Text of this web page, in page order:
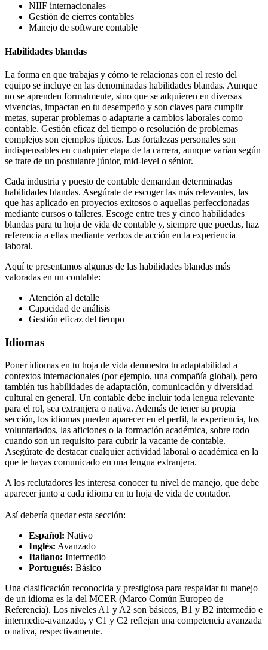
NIIF internacionales
Gestión de cierres contables
Manejo de software contable
Habilidades blandas
La forma en que trabajas y cómo te relacionas con el resto del
equipo se incluye en las denominadas habilidades blandas. Aunque
no se aprenden formalmente, sino que se adquieren en diversas
vivencias, impactan en tu desempeño y son claves para cumplir
metas, superar problemas o adaptarte a cambios laborales como
contable. Gestión eficaz del tiempo o resolución de problemas
complejos son ejemplos típicos. Las fortalezas personales son
indispensables en cualquier etapa de la carrera, aunque varían según
se trate de un postulante júnior, mid-level o sénior.
Cada industria y puesto de contable demandan determinadas
habilidades blandas. Asegúrate de escoger las más relevantes, las
que has aplicado en proyectos exitosos o aquellas perfeccionadas
mediante cursos o talleres. Escoge entre tres y cinco habilidades
blandas para tu hoja de vida de contable y, siempre que puedas, haz
referencia a ellas mediante verbos de acción en la experiencia
laboral.
Aquí te presentamos algunas de las habilidades blandas más
valoradas en un contable:
Atención al detalle
Capacidad de análisis
Gestión eficaz del tiempo
Idiomas
Poner idiomas en tu hoja de vida demuestra tu adaptabilidad a
contextos internacionales (por ejemplo, una compañía global), pero
también tus habilidades de adaptación, comunicación y diversidad
cultural en general. Un contable debe incluir toda lengua relevante
para el rol, sea extranjera o nativa. Además de tener su propia
sección, los idiomas pueden aparecer en el perfil, la experiencia, los
voluntariados, las aficiones o la formación académica, sobre todo
cuando son un requisito para cubrir la vacante de contable.
Asegúrate de destacar cualquier actividad laboral o académica en la
que te hayas comunicado en una lengua extranjera.
A los reclutadores les interesa conocer tu nivel de manejo, que debe
aparecer junto a cada idioma en tu hoja de vida de contador.
Así debería quedar esta sección:
Español: Nativo
Inglés: Avanzado
Italiano: Intermedio
Portugués: Básico
Una clasificación reconocida y prestigiosa para respaldar tu manejo
de un idioma es la del MCER (Marco Común Europeo de
Referencia). Los niveles A1 y A2 son básicos, B1 y B2 intermedio e
intermedio-avanzado, y C1 y C2 reflejan una competencia avanzada
o nativa, respectivamente.